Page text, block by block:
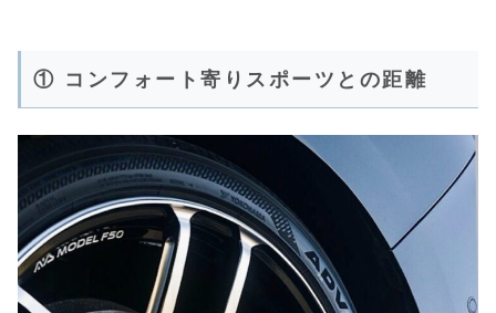
① コンフォート寄りスポーツとの距離